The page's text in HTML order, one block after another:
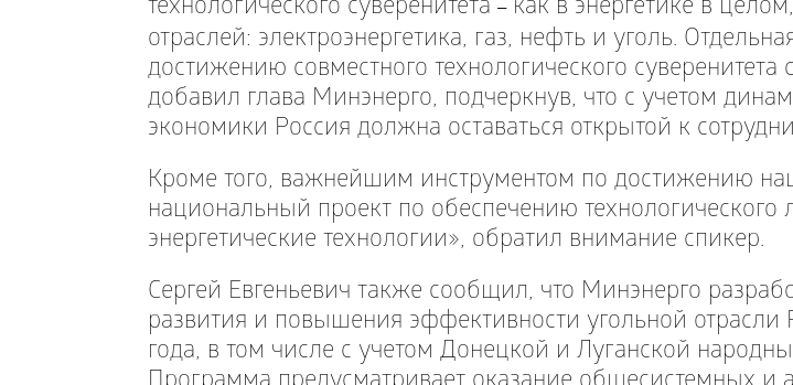
технологического суверенитета–как в энергетике в
отраслей: электроэнергетика, газ, нефть и уголь.
достижению совместного технологического
добавил глава Минэнерго, подчеркнув, что с учетом
экономики Россия должна оставаться открытой к
Кроме того, важнейшим инструментом по достижению
национальный проект по обеспечению
энергетические технологии», обратил внимание спикер.
Сергей Евгеньевич также сообщил, что Минэнерго
развития и повышения эффективности угольной
года, в том числе с учетом Донецкой и Луганской